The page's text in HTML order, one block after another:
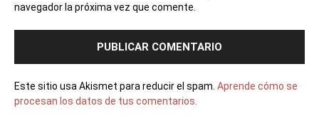
navegador la próxima vez que comente.
Este sitio usa Akismet para reducir el spam. Aprende cómo se
procesan los datos de tus comentarios.